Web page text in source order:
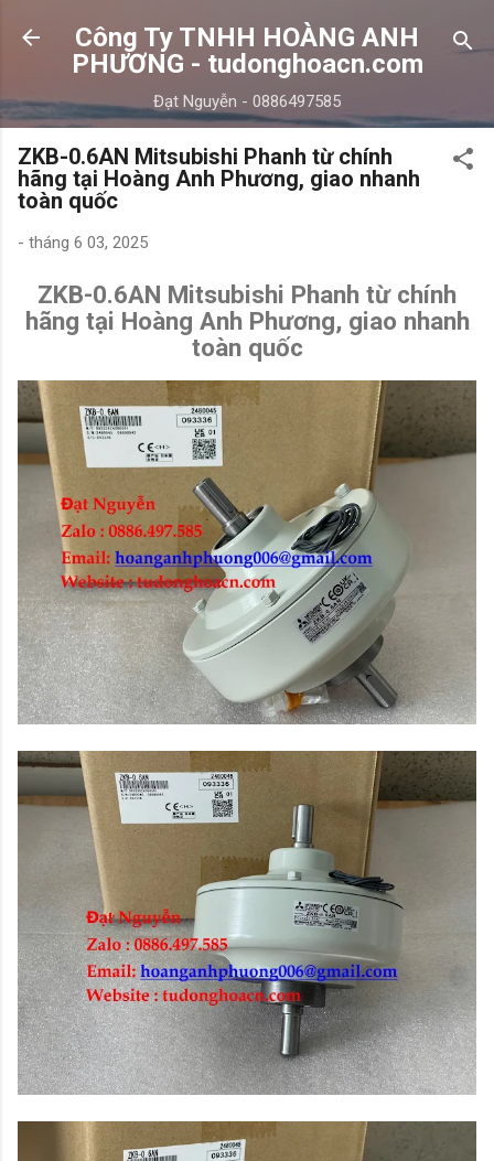
Chuyển đến nội dung chính
Công Ty TNHH HOÀNG ANH
PHƯƠNG - tudonghoacn.com
Đạt Nguyễn - 0886497585
ZKB-0.6AN Mitsubishi Phanh từ chính
hãng tại Hoàng Anh Phương, giao nhanh
toàn quốc
- tháng 6 03, 2025
ZKB-0.6AN Mitsubishi Phanh từ chính
hãng tại Hoàng Anh Phương, giao nhanh
toàn quốc